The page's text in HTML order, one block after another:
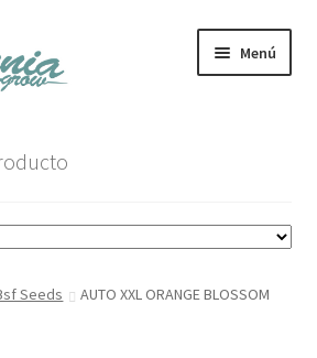
Menú
Seeds AUTO XXL ORANGE BLOSSOM